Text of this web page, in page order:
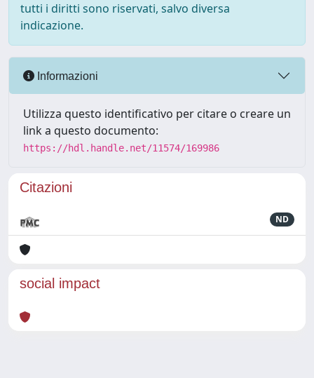
tutti i diritti sono riservati, salvo diversa
indicazione.
Informazioni
Utilizza questo identificativo per citare o creare un
link a questo documento:
https://hdl.handle.net/11574/169986
Citazioni
ND
social impact